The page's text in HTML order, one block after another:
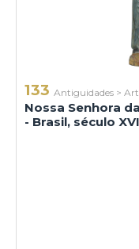
133 Antiguidades >
Nossa Senhora
- Brasil, século